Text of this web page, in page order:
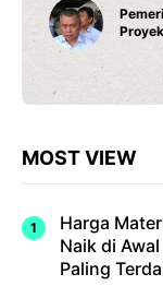
MOST VIEW
Harga
Naik di
Paling